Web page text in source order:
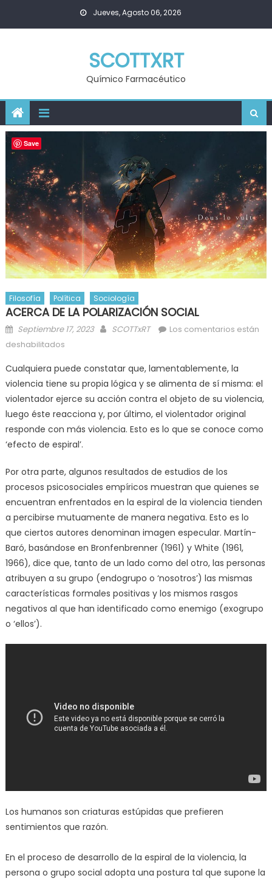
Jueves, Agosto 06, 2026
SCOTTXRT
Químico Farmacéutico
Filosofía Política Sociología
ACERCA DE LA POLARIZACIÓN SOCIAL
Posted
on
Septiembre 17, 2023 Author
SCOTTxRT
Los comentarios están
deshabilitadosen
DE
LA
POLARIZACIÓN
SOCIAL
Cualquiera puede constatar que, lamentablemente, la
violencia tiene su propia lógica y se alimenta de sí misma: el
violentador ejerce su acción contra el objeto de su violencia,
luego éste reacciona y, por último, el violentador original
responde con más violencia. Esto es lo que se conoce como
‘efecto de espiral’.
Por otra parte, algunos resultados de estudios de los
procesos psicosociales empíricos muestran que quienes se
encuentran enfrentados en la espiral de la violencia tienden
a percibirse mutuamente de manera negativa. Esto es lo
que ciertos autores denominan imagen especular. Martín-
Baró, basándose en Bronfenbrenner (1961) y White (1961,
1966), dice que, tanto de un lado como del otro, las personas
atribuyen a su grupo (endogrupo o ‘nosotros’) las mismas
características formales positivas y los mismos rasgos
negativos al que han identificado como enemigo (exogrupo
o ‘ellos’).
Los humanos son criaturas estúpidas que prefieren
sentimientos que razón.
En el proceso de desarrollo de la espiral de la violencia, la
persona o grupo social adopta una postura tal que supone la
Save